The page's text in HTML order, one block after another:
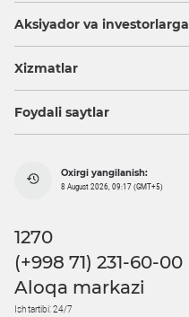
Aksiyador va investorlarga
Xizmatlar
Foydali saytlar
Oxirgi yangilanish:
8 August 2026, 09:17 (GMT+5)
1270
(+998 71) 231-60-00
Aloqa markazi
Ish tartibi: 24/7